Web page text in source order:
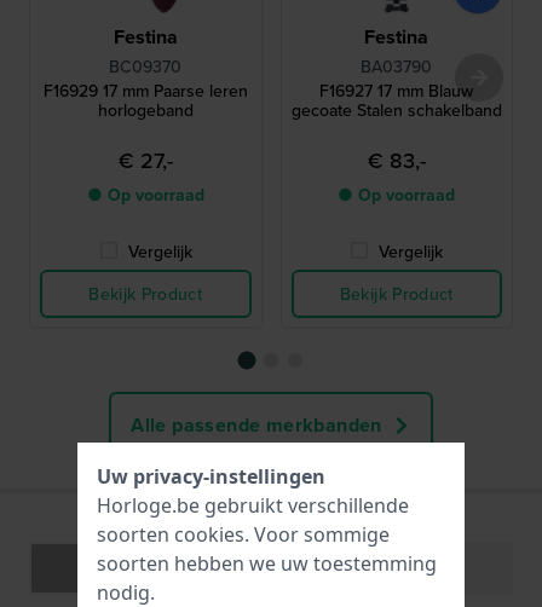
Festina
BC09370
F16929 17 mm Paarse leren
horlogeband
€ 27,-
● Op voorraad
Vergelijk
Bekijk Product
Festina
BA03790
F16927 17 mm Blauw
gecoate Stalen schakelband
€ 83,-
● Op voorraad
Vergelijk
Bekijk Product
Alle passende merkbanden
Specificaties Functies
Uw privacy-instellingen
Horloge.be gebruikt verschillende
soorten cookies. Voor sommige
soorten hebben we uw toestemming
nodig.